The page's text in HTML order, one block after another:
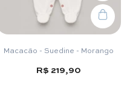
Macacão - Suedine - Morango
R$ 219,90